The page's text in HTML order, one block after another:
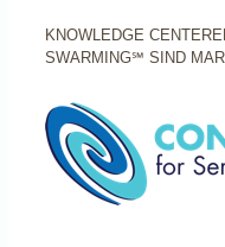
KNOWLEDGE
SWARMING℠ SIND